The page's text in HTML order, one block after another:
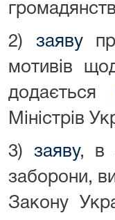
2) заяву
мотивів
додається
Міністрів
3) заяву, в
заборони,
Закону